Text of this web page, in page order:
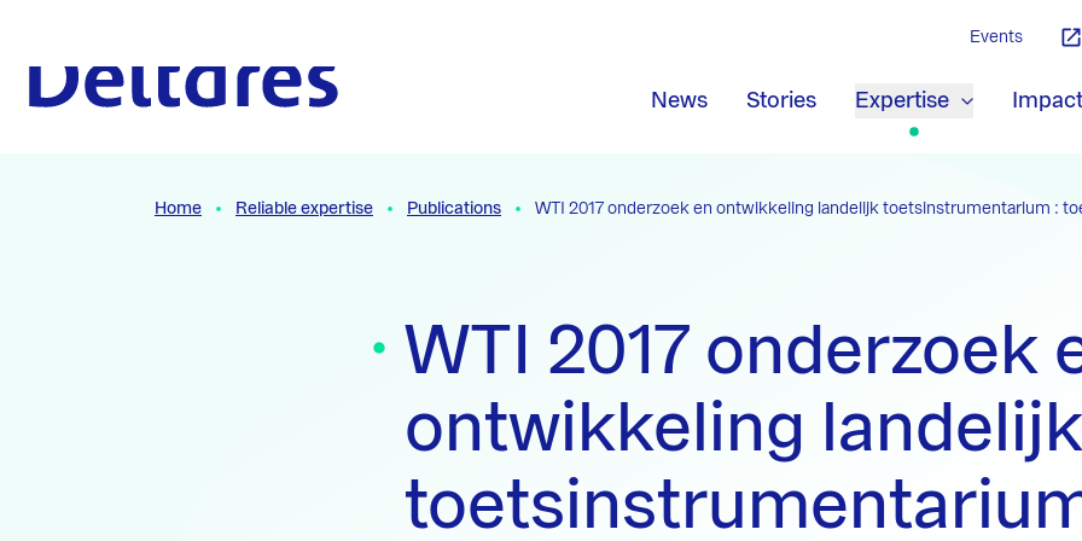
News Stories Expertise Impact
Events
Home Reliable expertise Publications WTI 2017 onderzoek en ontwikkeling landelijk toetsinstrumentarium :
WTI 2017 onderzoek
ontwikkeling landelijk